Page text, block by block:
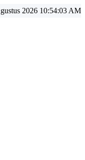
2026 10:54:05 AM